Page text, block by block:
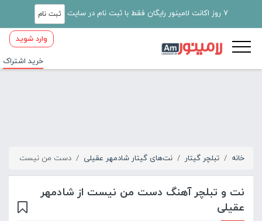
7 روز اکانت لامینور رایگان فقط با ثبت نام در سایت ثبت نام
وارد شوید
خرید اشتراک
خانه تبلچر گیتار نت‌های گیتار شادمهر عقیلی دست من نیست
نت و تبلچر آهنگ دست من نیست از شادمهر
عقیلی